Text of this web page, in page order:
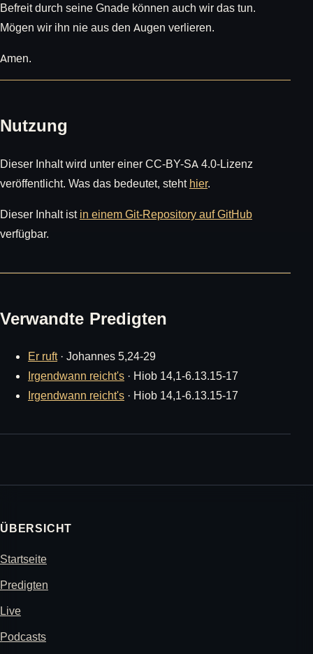
Befreit durch seine Gnade können auch wir das tun.
Mögen wir ihn nie aus den Augen verlieren.
Amen.
Nutzung
Dieser Inhalt wird unter einer CC-BY-SA 4.0-Lizenz
veröffentlicht. Was das bedeutet, stehthier.
Dieser Inhalt istin einem Git-Repository auf GitHub
verfügbar.
Verwandte Predigten
Er ruft· Johannes 5,24-29
Irgendwann reicht's · Hiob 14,1-6.13.15-17
Irgendwann reicht's · Hiob 14,1-6.13.15-17
ÜBERSICHT
Startseite
Predigten
Live
Podcasts